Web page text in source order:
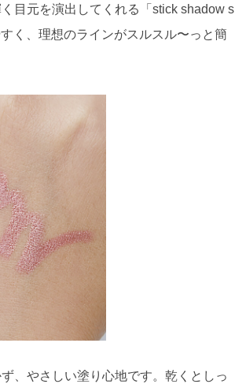
目元を演出してくれる「stick shadow s
く、理想のラインがスルスル〜っと簡
、やさしい塗り心地です。乾くとしっ